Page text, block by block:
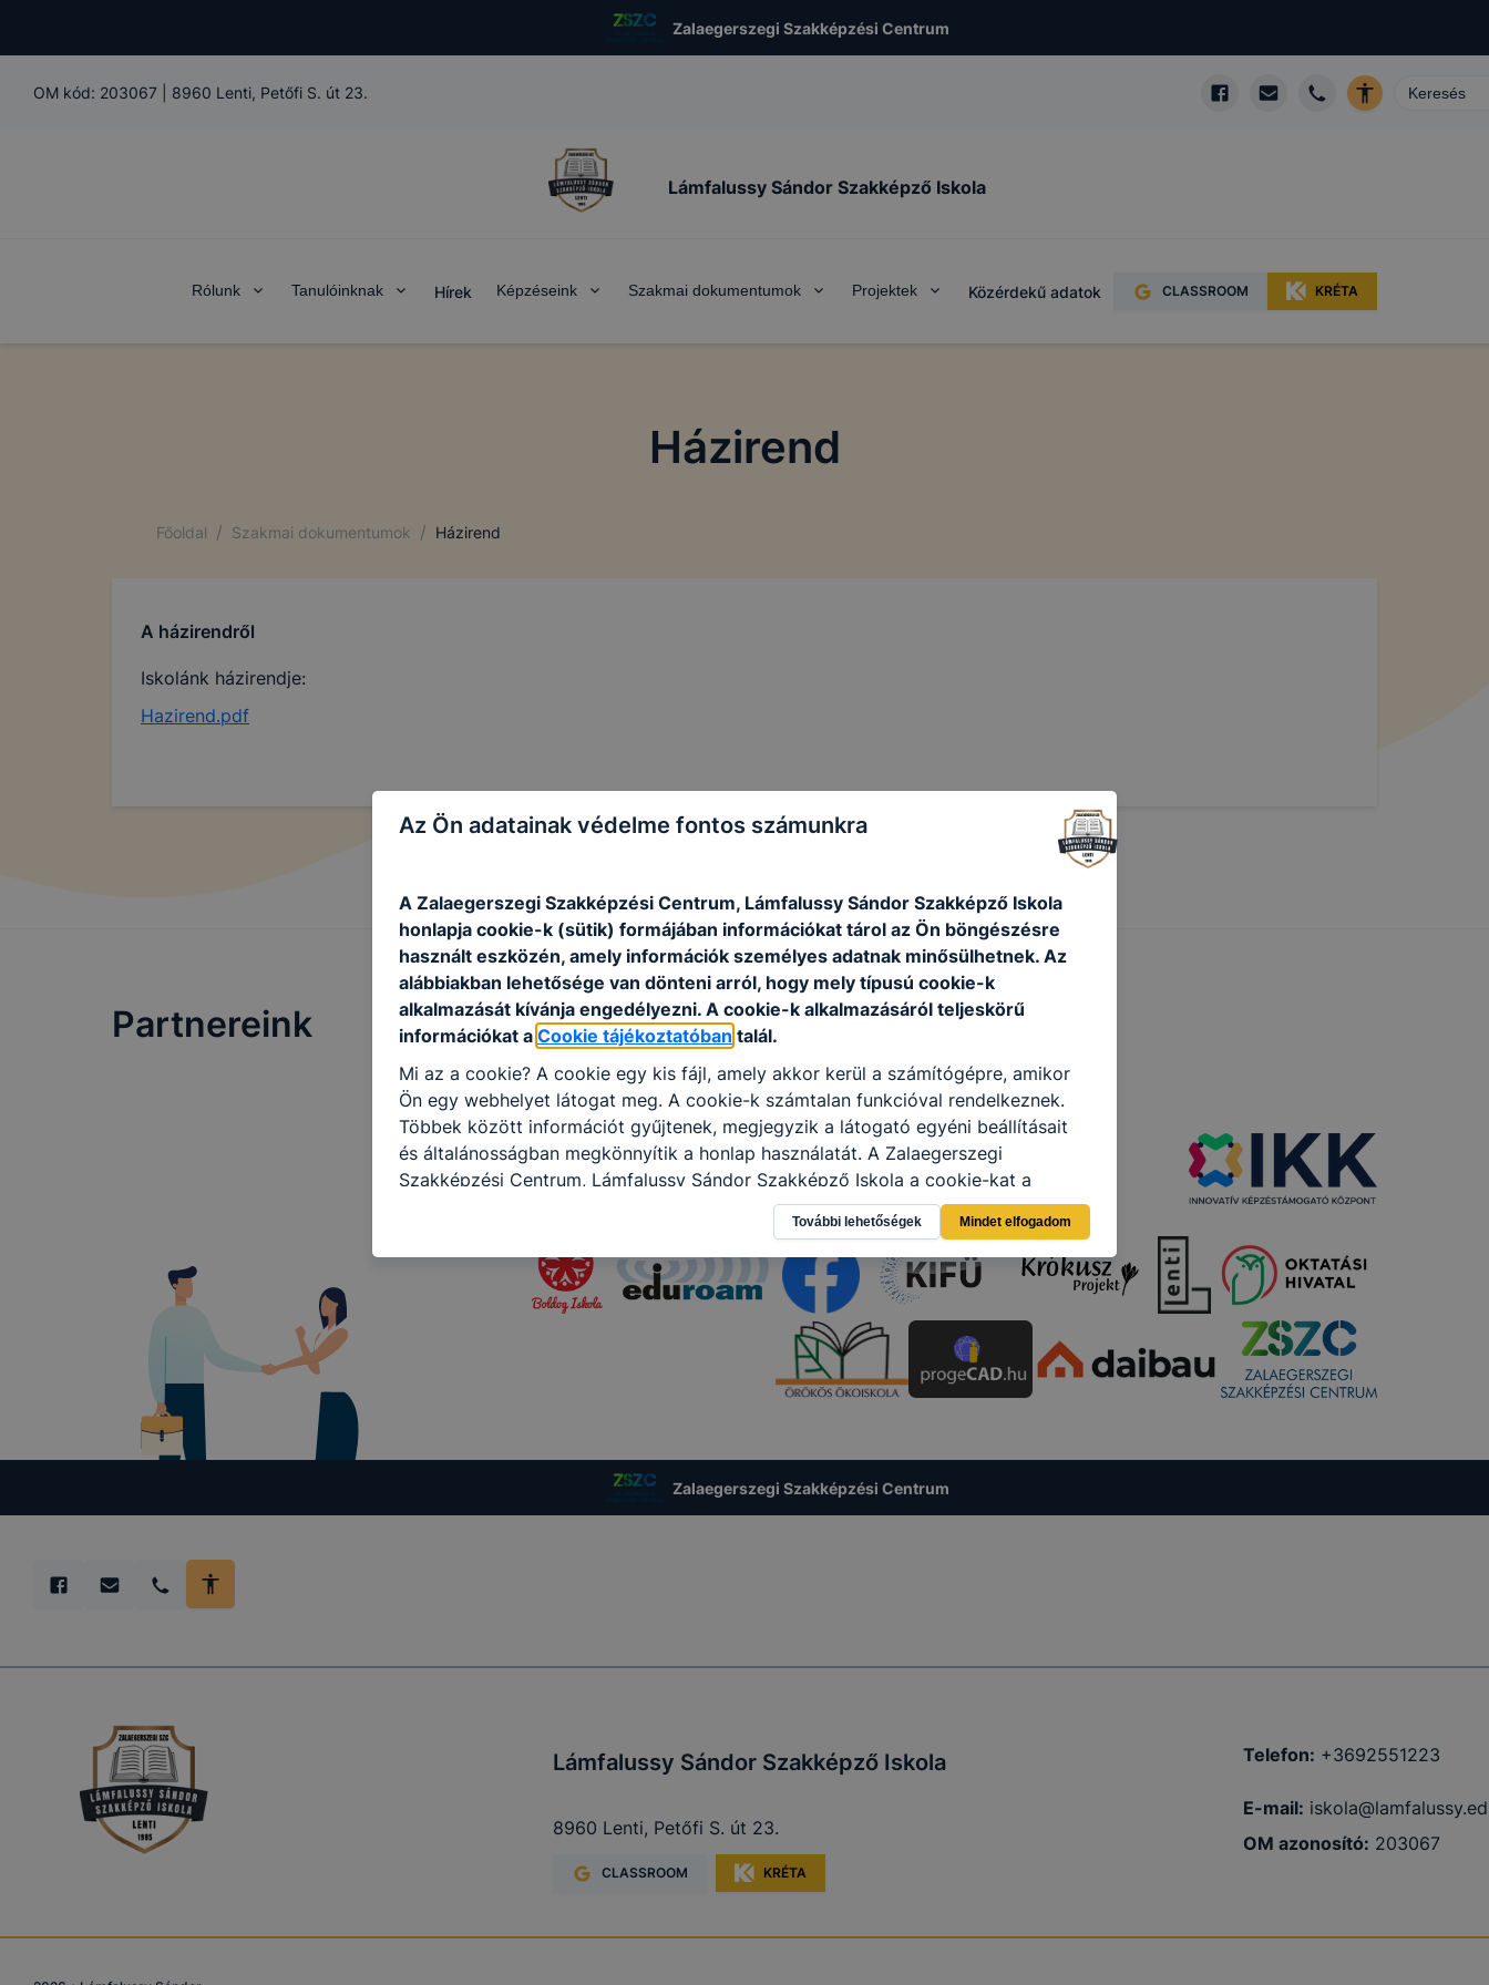
Zalaegerszegi Szakképzési Centrum
OM kód: 203067 8960 Lenti, Petőfi S. út 23.
Lámfalussy Sándor Szakképző Iskola
Rólunk Tanulóinknak Hírek Képzéseink Szakmai dokumentumok Projektek Közérdekű adatok CLASSROOM KRÉTA
Házirend
Főoldal / Szakmai dokumentumok / Házirend
A házirendről
Iskolánk házirendje:
Hazirend.pdf
Partnereink
Zalaegerszegi Szakképzési Centrum
Lámfalussy Sándor Szakképző Iskola
8960 Lenti, Petőfi S. út 23.
CLASSROOM KRÉTA
Telefon: +3692551223
E-mail:
OM azonosító: 203067
Az Ön adatainak védelme fontos számunkra
A Zalaegerszegi Szakképzési Centrum, Lámfalussy Sándor Szakképző Iskola
honlapja cookie-k (sütik) formájában információkat tárol az Ön böngészésre
használt eszközén, amely információk személyes adatnak minősülhetnek. Az
alábbiakban lehetősége van dönteni arról, hogy mely típusú cookie-k
alkalmazását kívánja engedélyezni. A cookie-k alkalmazásáról teljeskörű
információkat a Cookie tájékoztatóban talál.
Mi az a cookie? A cookie egy kis fájl, amely akkor kerül a számítógépre, amikor
Ön egy webhelyet látogat meg. A cookie-k számtalan funkcióval rendelkeznek.
Többek között információt gyűjtenek, megjegyzik a látogató egyéni beállításait
és általánosságban megkönnyítik a honlap használatát. A Zalaegerszegi
Szakképzési Centrum, Lámfalussy Sándor Szakképző Iskola a cookie-kat a
következő célokból használja: információ gyűjtése azzal kapcsolatban, hogyan
használja Ön a honlapot -annak felmérésével, hogy a honlap melyik részeit
látogatja, vagy használja leginkább, így megtudhatjuk, hogyan biztosítsunk Önnek
még jobb felhasználói élményt, ha ismét meglátogatja oldalunkat, honlap
fejlesztése. Hogyan ellenőrizheti és hogyan tudja kikapcsolni a cookie-kat?
Minden modern böngésző engedélyezi a cookie-k beállításának a változtatását. A
legtöbb böngésző alapértelmezettként automatikusan elfogadja a cookie-kat, de
ezek általában megváltoztathatók. Felhívjuk figyelmét, hogy mivel a cookie-k
előfordulhat, hogy felhasználóink nem lesznek képesek honlapunk funkcióinak
teljes körű használatára, vagy a honlap a tervezettől eltérően fog működni
További lehetőségek Mindet elfogadom